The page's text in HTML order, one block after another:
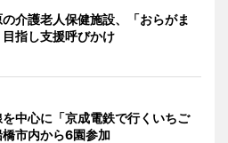
介護老人保健施設、「おらがま
指し支援呼びかけ
中心に「京成電鉄で行くいちご
市内から6園参加